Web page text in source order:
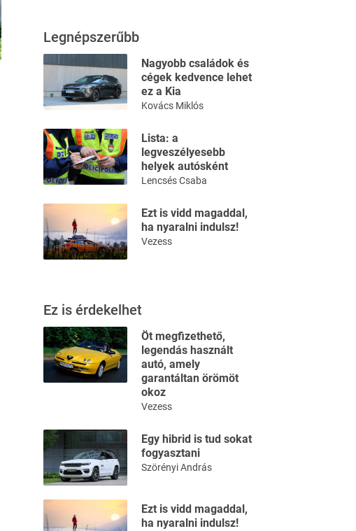
Legnépszerűbb
Nagyobb családok és
cégek kedvence lehet
ez a Kia
Kovács Miklós
Lista: a
legveszélyesebb
helyek autósként
Lencsés Csaba
Ezt is vidd magaddal,
ha nyaralni indulsz!
Vezess
Ez is érdekelhet
Öt megfizethető,
legendás használt
autó, amely
garantáltan örömöt
okoz
Vezess
Egy hibrid is tud sokat
fogyasztani
Szörényi András
Ezt is vidd magaddal,
ha nyaralni indulsz!